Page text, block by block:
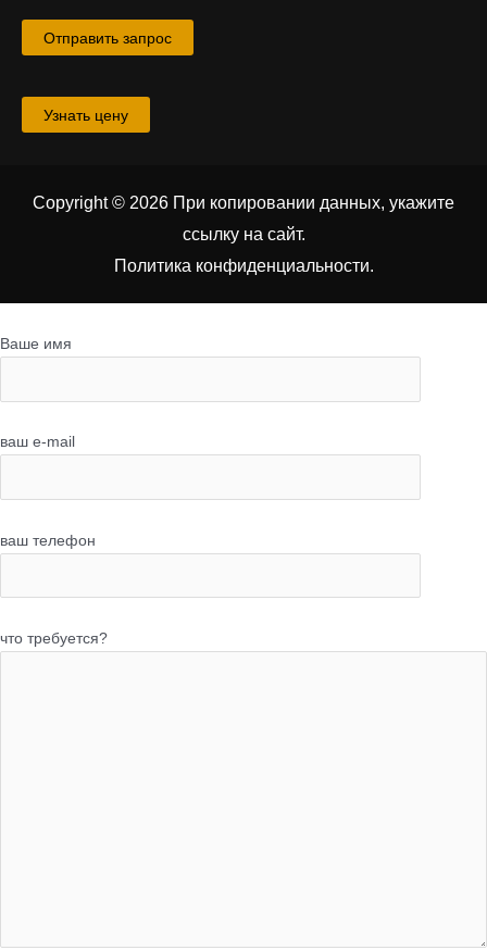
Отправить запрос
Узнать цену
Copyright © 2026 При копировании данных, укажите
ссылку на сайт.
Политика конфиденциальности.
Ваше имя
ваш e-mail
ваш телефон
что требуется?